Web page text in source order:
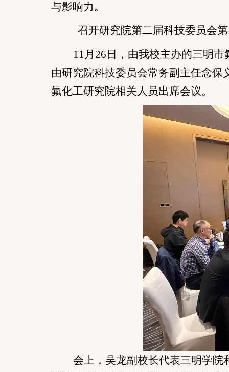
与影响力。
召开研究院第二届科技委员会
11月26日，由我校主办的三明市
由研究院科技委员会常务副主任念保
氟化工研究院相关人员出席会议。
会上，吴龙副校长代表三明学院